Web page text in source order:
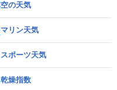
空の天気
マリン天気
スポーツ天気
乾燥指数